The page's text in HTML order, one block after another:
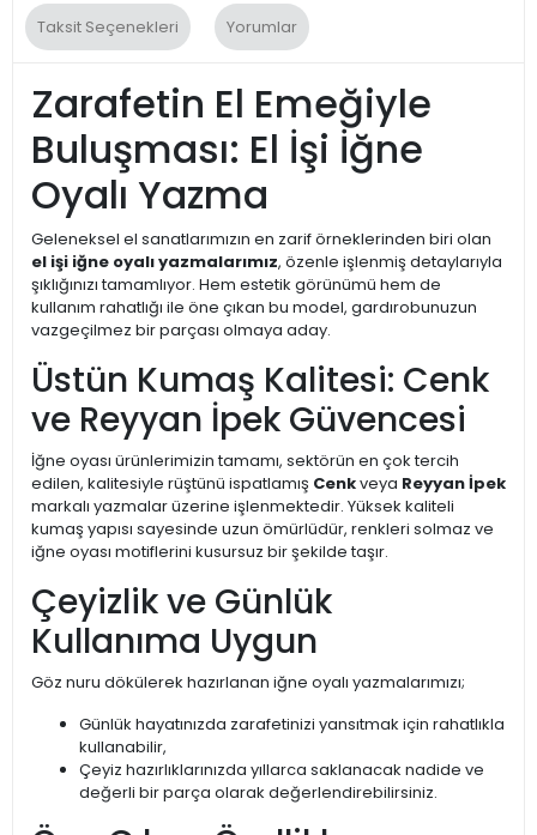
Taksit Seçenekleri Yorumlar
Zarafetin El Emeğiyle
Buluşması: El İşi İğne
Oyalı Yazma
Geleneksel el sanatlarımızın en zarif örneklerinden biri olan
el işi iğne oyalı yazmalarımız, özenle işlenmiş detaylarıyla
şıklığınızı tamamlıyor. Hem estetik görünümü hem de
kullanım rahatlığı ile öne çıkan bu model, gardırobunuzun
vazgeçilmez bir parçası olmaya aday.
Üstün Kumaş Kalitesi: Cenk
ve Reyyan İpek Güvencesi
İğne oyası ürünlerimizin tamamı, sektörün en çok tercih
edilen, kalitesiyle rüştünü ispatlamış Cenkveya Reyyan İpek
markalı yazmalar üzerine işlenmektedir. Yüksek kaliteli
kumaş yapısı sayesinde uzun ömürlüdür, renkleri solmaz ve
iğne oyası motiflerini kusursuz bir şekilde taşır.
Çeyizlik ve Günlük
Kullanıma Uygun
Göz nuru dökülerek hazırlanan iğne oyalı yazmalarımızı;
Günlük hayatınızda zarafetinizi yansıtmak için rahatlıkla
kullanabilir,
Çeyiz hazırlıklarınızda yıllarca saklanacak nadide ve
değerli bir parça olarak değerlendirebilirsiniz.